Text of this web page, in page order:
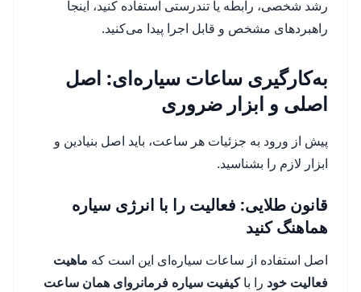
رشد شخصی، رابطه یا تندرستی استفاده کنید، اینجا
راهبردهای مشخص و قابل اجرا پیدا می‌کنید.
به‌کارگیری ساعات سیاره‌ای: اصل
اصلی و ابزار ضروری
پیش از ورود به جزئیات هر ساعت، باید اصل بنیادین و
ابزار لازم را بشناسید.
قانون طلایی: فعالیت را با انرژی سیاره
هماهنگ کنید
اصل استفاده از ساعات سیاره‌ای این است که ماهیت
فعالیت خود را باکیفیت سیاره فرمانروای همان ساعت